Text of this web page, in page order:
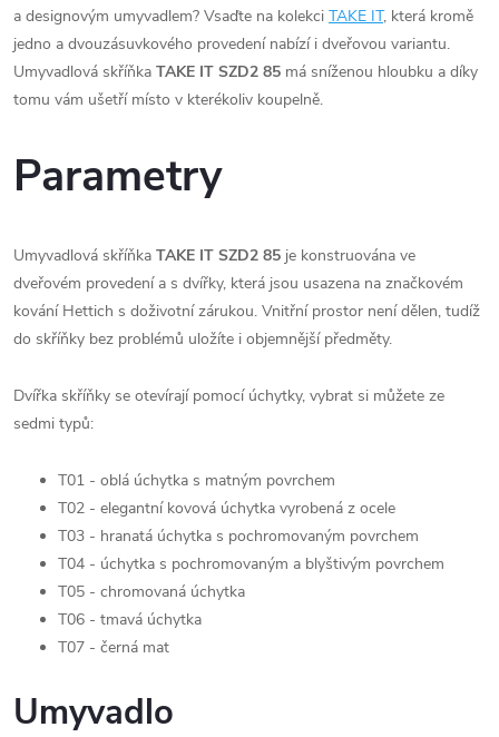
a designovým umyvadlem? Vsaďte na kolekci TAKE IT, která kromě
jedno a dvouzásuvkového provedení nabízí i dveřovou variantu.
Umyvadlová skříňka TAKE IT SZD2 85 má sníženou hloubku a díky
tomu vám ušetří místo v kterékoliv koupelně.
Parametry
Umyvadlová skříňka TAKE IT SZD2 85 je konstruována ve
dveřovém provedení a s dvířky, která jsou usazena na značkovém
kování Hettich s doživotní zárukou. Vnitřní prostor není dělen, tudíž
do skříňky bez problémů uložíte i objemnější předměty.
Dvířka skříňky se otevírají pomocí úchytky, vybrat si můžete ze
sedmi typů:
T01 - oblá úchytka s matným povrchem
T02 - elegantní kovová úchytka vyrobená z ocele
T03 - hranatá úchytka s pochromovaným povrchem
T04 - úchytka s pochromovaným a blyštivým povrchem
T05 - chromovaná úchytka
T06 - tmavá úchytka
T07 - černá mat
Umyvadlo